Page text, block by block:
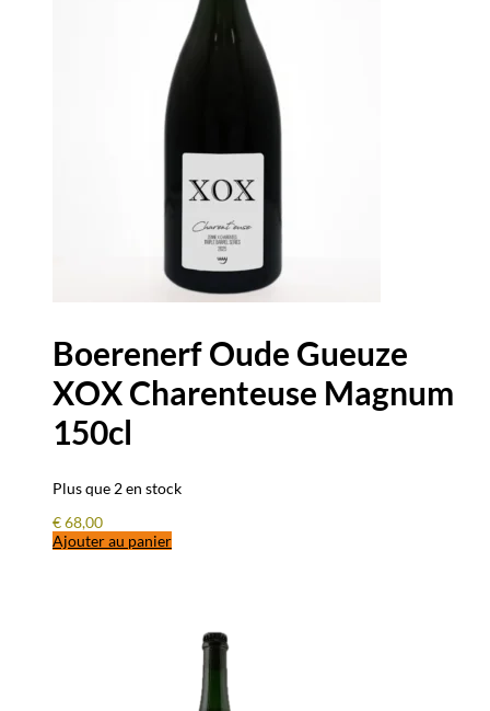
Boerenerf Oude Gueuze
XOX Charenteuse Magnum
150cl
Plus que 2 en stock
€68,00
Ajouter au panier